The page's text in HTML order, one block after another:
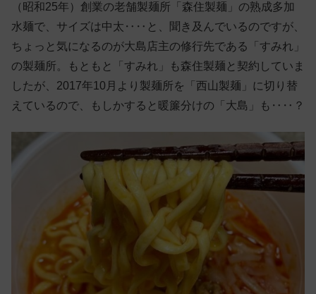
（昭和25年）創業の老舗製麺所「森住製麺」の熟成多加
水麺で、サイズは中太‥‥と、聞き及んでいるのですが、
ちょっと気になるのが大島店主の修行先である「すみれ」
の製麺所。もともと「すみれ」も森住製麺と契約していま
したが、2017年10月より製麺所を「西山製麺」に切り替
えているので、もしかすると暖簾分けの「大島」も‥‥？